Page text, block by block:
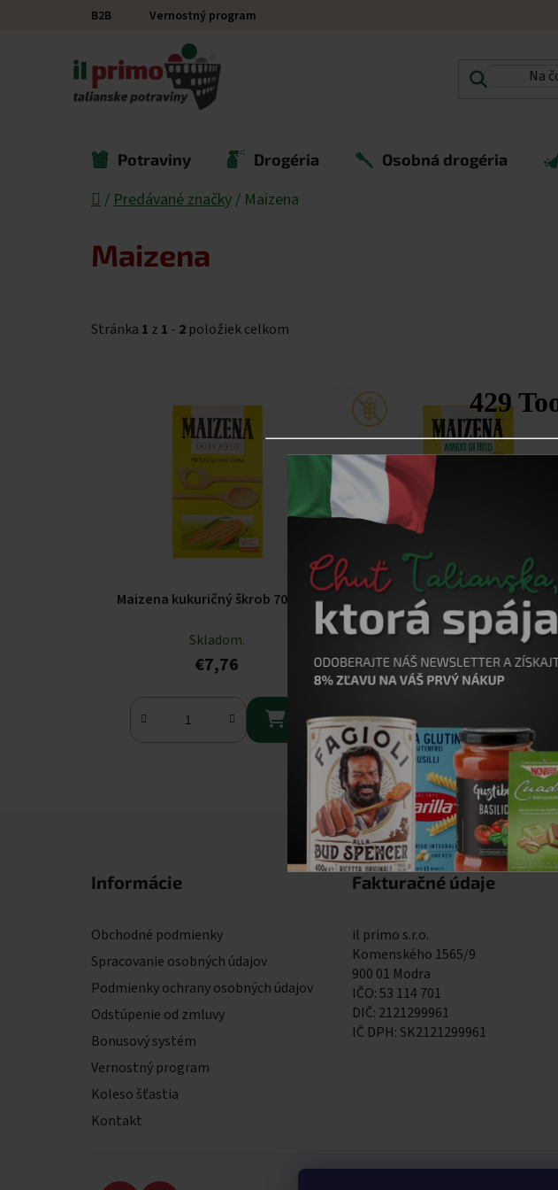
Prejsť na obsahB2B Vernostný program
Potraviny Drogéria Osobná drogéria
Domov
/ Predávané značky / Maizena
Maizena
Stránka 1 z 1 - 2 položiek celkom
Maizena kukuričný škrob 700g
Skladom.
€7,76

Maizena ryžový škrob bezlepkový
600g
Skladom.
€15,91
Informácie
Obchodné podmienky
Spracovanie osobných údajov
Podmienky ochrany osobných údajov
Odstúpenie od zmluvy
Bonusový systém
Vernostný program
Koleso šťastia
Kontakt
Fakturačné údaje
il primo s.r.o.
Komenského 1565/9
900 01 Modra
IČO: 53 114 701
DIČ: 2121299961
IČ DPH: SK2121299961